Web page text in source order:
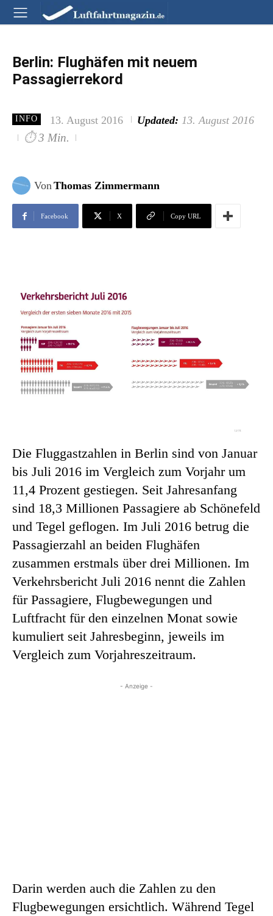
Berlin: Flughäfen mit neuem
Passagierrekord
INFO 13. August 2016 Updated: 13. August 2016
⏱ 3 Min.
VonThomas Zimmermann
Facebook X Copy URL
Die Fluggastzahlen in Berlin sind von Januar
bis Juli 2016 im Vergleich zum Vorjahr um
11,4 Prozent gestiegen. Seit Jahresanfang
sind 18,3 Millionen Passagiere ab Schönefeld
und Tegel geflogen. Im Juli 2016 betrug die
Passagierzahl an beiden Flughäfen
zusammen erstmals über drei Millionen. Im
Verkehrsbericht Juli 2016 nennt die Zahlen
für Passagiere, Flugbewegungen und
Luftfracht für den einzelnen Monat sowie
kumuliert seit Jahresbeginn, jeweils im
Vergleich zum Vorjahreszeitraum.
- Anzeige -
Darin werden auch die Zahlen zu den
Flugbewegungen ersichtlich. Während Tegel